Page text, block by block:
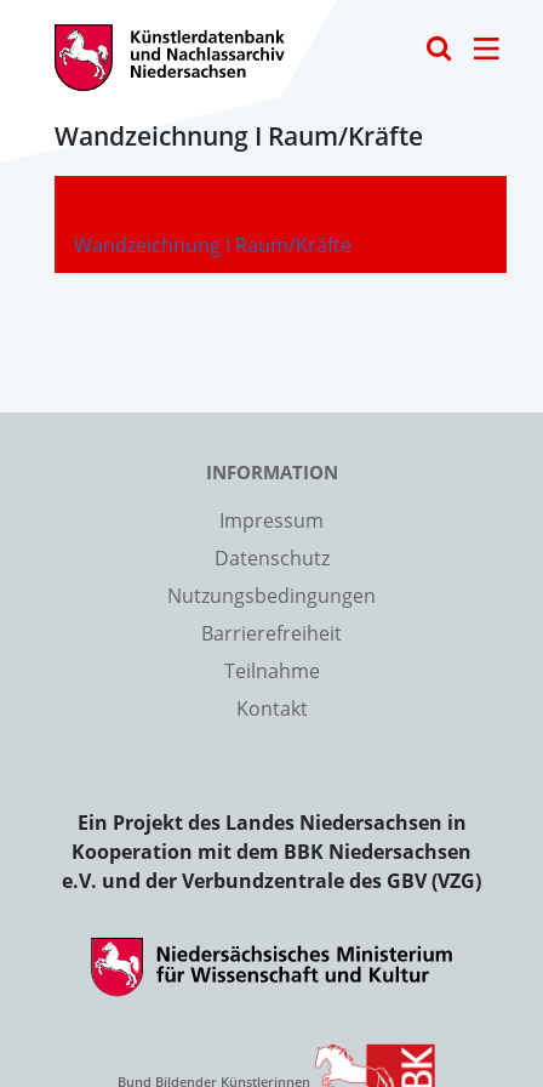
Wandzeichnung I Raum/Kräfte
Wandzeichnung I Raum/Kräfte
-
INFORMATION
Impressum
Datenschutz
Nutzungsbedingungen
Barrierefreiheit
Teilnahme
Kontakt
Ein Projekt des Landes Niedersachsen in
Kooperation mit dem BBK Niedersachsen
e.V. und der Verbundzentrale des GBV (VZG)
Bund Bildender Künstlerinnen